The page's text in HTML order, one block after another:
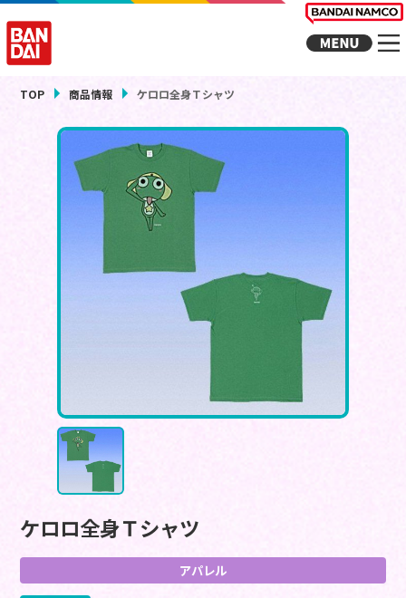
TOP 商品情報 ケロロ全身Ｔシャツ
ケロロ全身Ｔシャツ
アパレル